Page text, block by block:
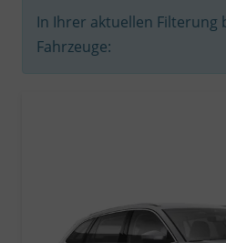
In Ihrer aktuellen Filterung
Fahrzeuge: